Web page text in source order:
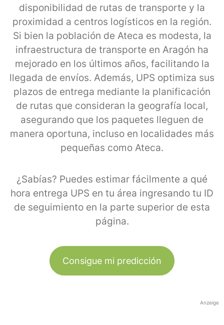
disponibilidad de rutas de transporte y la
proximidad a centros logísticos en la región.
Si bien la población de Ateca es modesta, la
infraestructura de transporte en Aragón ha
mejorado en los últimos años, facilitando la
llegada de envíos. Además, UPS optimiza sus
plazos de entrega mediante la planificación
de rutas que consideran la geografía local,
asegurando que los paquetes lleguen de
manera oportuna, incluso en localidades más
pequeñas como Ateca.
¿Sabías? Puedes estimar fácilmente a qué
hora entrega UPS en tu área ingresando tu ID
de seguimiento en la parte superior de esta
página.
Consigue mi predicción
Anzeige